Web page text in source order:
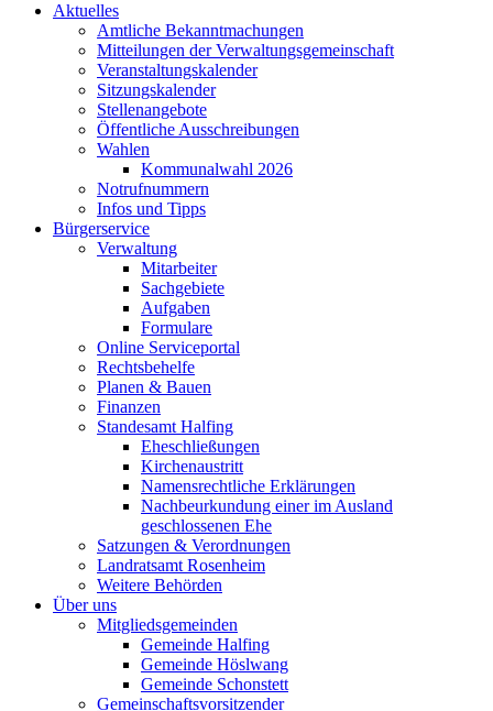
Aktuelles
Amtliche Bekanntmachungen
Mitteilungen der Verwaltungsgemeinschaft
Veranstaltungskalender
Sitzungskalender
Stellenangebote
Öffentliche Ausschreibungen
Wahlen
Kommunalwahl 2026
Notrufnummern
Infos und Tipps
Bürgerservice
Verwaltung
Mitarbeiter
Sachgebiete
Aufgaben
Formulare
Online Serviceportal
Rechtsbehelfe
Planen & Bauen
Finanzen
Standesamt Halfing
Eheschließungen
Kirchenaustritt
Namensrechtliche Erklärungen
Nachbeurkundung einer im Ausland
geschlossenen Ehe
Satzungen & Verordnungen
Landratsamt Rosenheim
Weitere Behörden
Über uns
Mitgliedsgemeinden
Gemeinde Halfing
Gemeinde Höslwang
Gemeinde Schonstett
Gemeinschaftsvorsitzender